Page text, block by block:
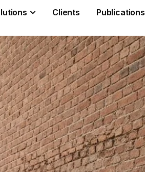
Clients Publications